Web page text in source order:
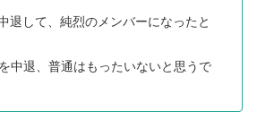
退して、純烈のメンバーになったと
中退、普通はもったいないと思うで